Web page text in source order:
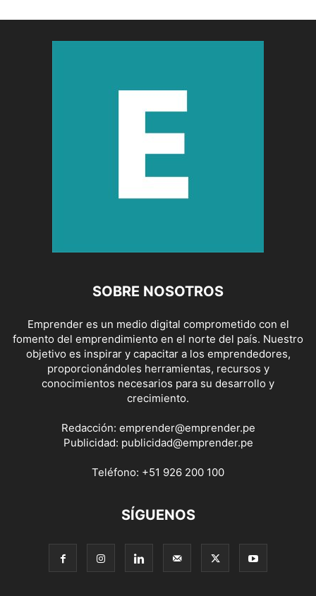
SOBRE NOSOTROS
Emprender es un medio digital comprometido con el
fomento del emprendimiento en el norte del país. Nuestro
objetivo es inspirar y capacitar a los emprendedores,
proporcionándoles herramientas, recursos y
conocimientos necesarios para su desarrollo y
crecimiento.
Redacción: emprender@emprender.pe
Publicidad: publicidad@emprender.pe
Teléfono: +51 926 200 100
SÍGUENOS